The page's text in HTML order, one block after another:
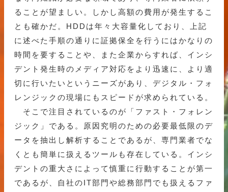
ることが望ましい。しかし高額の費用が発生するこ
とも確かだ。HDDは年々大容量化しており、上記
に述べた手順の通りに証拠保全を行うにはかなりの
時間を要することや、また企業からすれば、インシ
デント発生時のメディア対応をより迅速に、より適
切に行いたいというニーズがあり、デジタル・フォ
レンジックの現場にもスピードが求められている。
そこで注目されているのが「ファスト・フォレン
ジック」である。原因究明のための必要最低限のデ
ータを抽出し解析することであるが、専門業者でな
くとも簡単に扱えるツールも存在している。インシ
デントの重大さによって慎重に行動することが第一
であるが、自社のIT部門や総務部門でも扱えるファ